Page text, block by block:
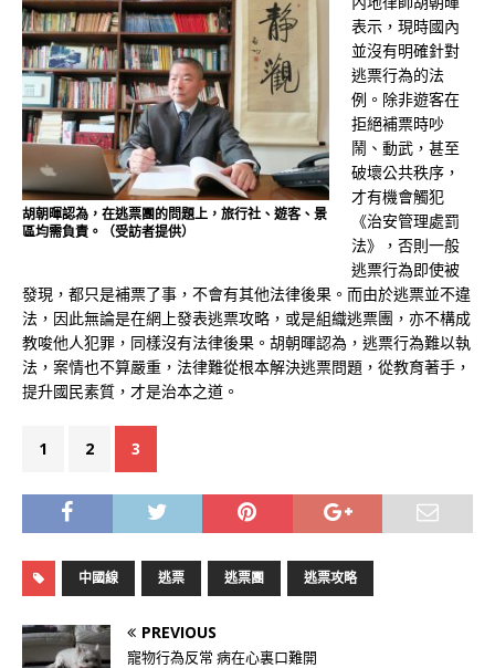
胡朝暉認為，在逃票團的問題上，旅行社、遊客、景
區均需負責。（受訪者提供）
表示，現時國內
並沒有明確針對
逃票行為的法
例。除非遊客在
拒絕補票時吵
鬧、動武，甚至
破壞公共秩序，
才有機會觸犯
《治安管理處罰
法》，否則一般
逃票行為即使被
發現，都只是補票了事，不會有其他法律後果。而由於逃票並不違
法，因此無論是在網上發表逃票攻略，或是組織逃票團，亦不構成
教唆他人犯罪，同樣沒有法律後果。胡朝暉認為，逃票行為難以執
法，案情也不算嚴重，法律難從根本解決逃票問題，從教育著手，
提升國民素質，才是治本之道。
1 2 3
中國線 逃票 逃票團 逃票攻略
PREVIOUS
寵物行為反常 病在心裏口難開